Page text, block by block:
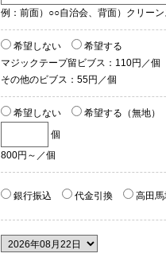
例：前面）○○自治会、背面）クリー
希望しない
希望する
マジックテープ留ビブス：110円／個
その他のビブス：55円／個
希望しない 希望する（無地）
個
800円～／個
銀行振込 代金引換 高田